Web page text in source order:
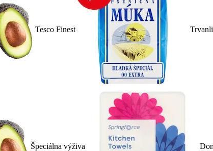
Tesco Finest
Špeciálna výživa